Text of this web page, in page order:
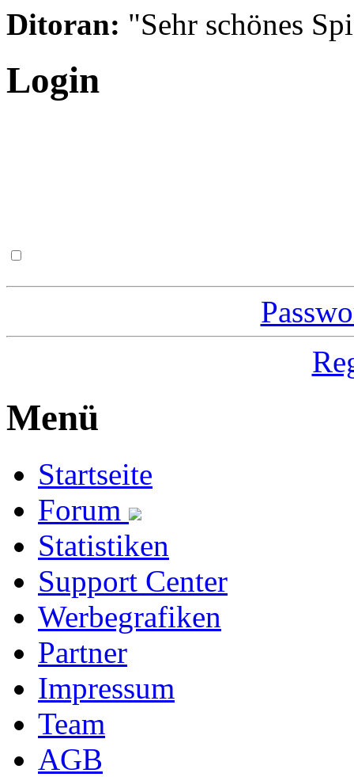
Ditoran: "Sehr schönes
Login
Menü
Startseite
Forum
Statistiken
Support Center
Werbegrafiken
Partner
Impressum
Team
AGB